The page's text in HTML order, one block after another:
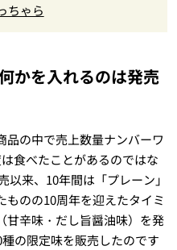
ちゃら
かを入れるのは発売
品の中で売上数量ナンバーワ
食べたことがあるのではな
以来、10年間は「プレーン」
のの10周年を迎えたタイミ
甘辛味・だし旨醤油味）を発
の限定味を販売したのです